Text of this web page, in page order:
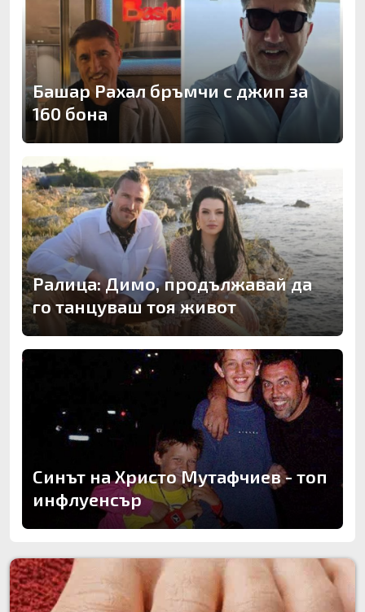
Башар Рахал бръмчи с джип за
160 бона
Ралица: Димо, продължавай да
го танцуваш тоя живот
Синът на Христо Мутафчиев - топ
инфлуенсър